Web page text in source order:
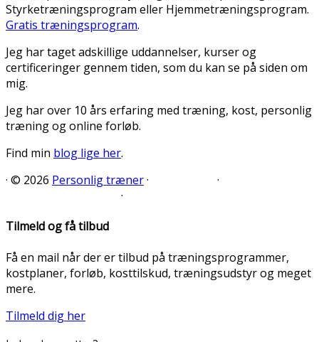
Styrketræningsprogram eller Hjemmetræningsprogram.
Gratis træningsprogram.
Jeg har taget adskillige uddannelser, kurser og
certificeringer gennem tiden, som du kan se på siden om
mig.
Jeg har over 10 års erfaring med træning, kost, personlig
træning og online forløb.
Find min blog lige her.
· © 2026 Personlig træner·
·
·
Tilmeld og få tilbud
Få en mail når der er tilbud på træningsprogrammer,
kostplaner, forløb, kosttilskud, træningsudstyr og meget
mere.
Tilmeld dig her